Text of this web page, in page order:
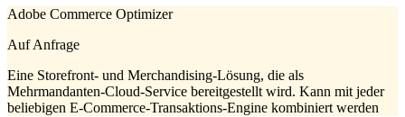
Adobe Commerce Optimizer
Auf Anfrage
Eine Storefront- und Merchandising-Lösung, die als
Mehrmandanten-Cloud-Service bereitgestellt wird. Kann mit jeder
beliebigen E-Commerce-Transaktions-Engine kombiniert werden